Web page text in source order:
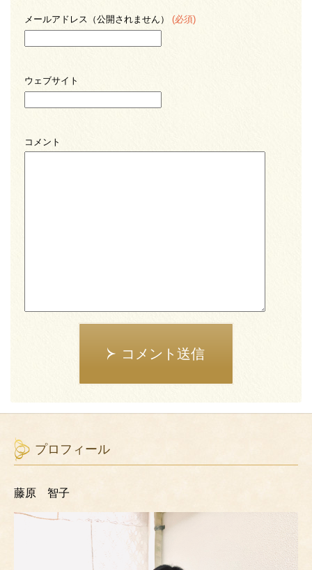
メールアドレス（公開されません） (必須)
ウェブサイト
コメント
コメント送信
プロフィール
藤原 智子